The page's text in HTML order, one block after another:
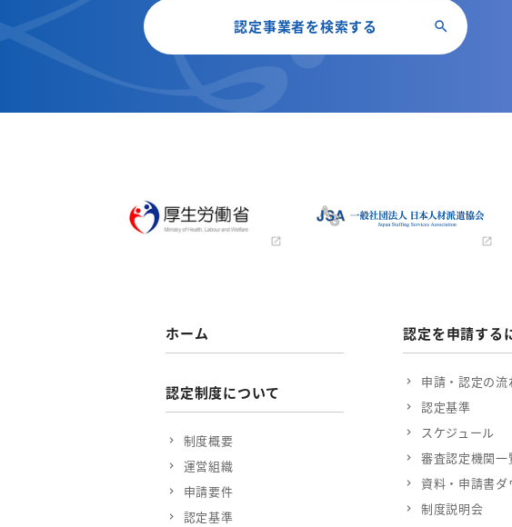
認定事業者を検索する
ホーム
認定制度について
制度概要
運営組織
申請要件
認定基準
認定を申請する
申請・認定の流
認定基準
スケジュール
審査認定機関一
資料・申請書ダ
制度説明会